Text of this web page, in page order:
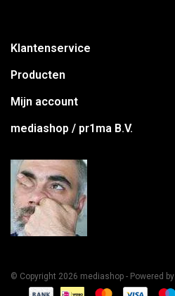
Klantenservice
Producten
Mijn account
mediashop / pr1ma B.V.
© Copyright 2026 mediashop - Powered by